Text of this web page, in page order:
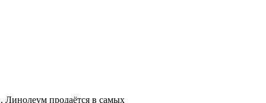
Линолеум продаётся в самых